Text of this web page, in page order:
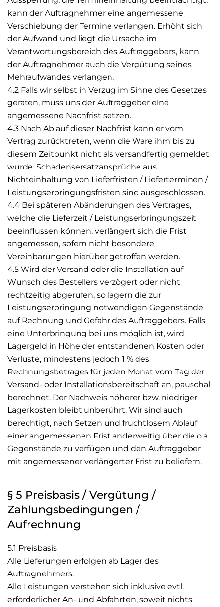
kann der Auftragnehmer eine angemessene
Verschiebung der Termine verlangen. Erhöht sich
der Aufwand und liegt die Ursache im
Verantwortungsbereich des Auftraggebers, kann
der Auftragnehmer auch die Vergütung seines
Mehraufwandes verlangen.
4.2 Falls wir selbst in Verzug im Sinne des Gesetzes
geraten, muss uns der Auftraggeber eine
angemessene Nachfrist setzen.
4.3 Nach Ablauf dieser Nachfrist kann er vom
Vertrag zurücktreten, wenn die Ware ihm bis zu
diesem Zeitpunkt nicht als versandfertig gemeldet
wurde. Schadensersatzansprüche aus
Nichteinhaltung von Lieferfristen / Lieferterminen /
Leistungserbringungsfristen sind ausgeschlossen.
4.4 Bei späteren Abänderungen des Vertrages,
welche die Lieferzeit / Leistungserbringungszeit
beeinflussen können, verlängert sich die Frist
angemessen, sofern nicht besondere
Vereinbarungen hierüber getroffen werden.
4.5 Wird der Versand oder die Installation auf
Wunsch des Bestellers verzögert oder nicht
rechtzeitig abgerufen, so lagern die zur
Leistungserbringung notwendigen Gegenstände
auf Rechnung und Gefahr des Auftraggebers. Falls
eine Unterbringung bei uns möglich ist, wird
Lagergeld in Höhe der entstandenen Kosten oder
Verluste, mindestens jedoch 1 % des
Rechnungsbetrages für jeden Monat vom Tag der
Versand- oder Installationsbereitschaft an, pauschal
berechnet. Der Nachweis höherer bzw. niedriger
Lagerkosten bleibt unberührt. Wir sind auch
berechtigt, nach Setzen und fruchtlosem Ablauf
einer angemessenen Frist anderweitig über die o.a.
Gegenstände zu verfügen und den Auftraggeber
mit angemessener verlängerter Frist zu beliefern.
§ 5 Preisbasis / Vergütung /
Zahlungsbedingungen /
Aufrechnung
5.1 Preisbasis
Alle Lieferungen erfolgen ab Lager des
Auftragnehmers.
Alle Leistungen verstehen sich inklusive evtl.
erforderlicher An- und Abfahrten, soweit nichts